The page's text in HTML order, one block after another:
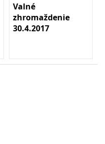
Valné
zhromaždenie
30.4.2017